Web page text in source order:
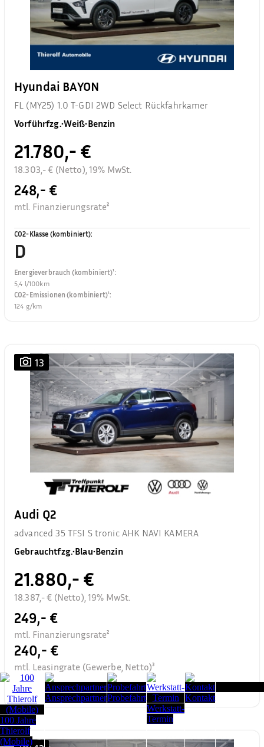
Hyundai BAYON
FL (MY25) 1.0 T-GDI 2WD Select Rückfahrkamer
Vorführfzg.•Weiß•Benzin
21.780,- €
18.303,- € (Netto), 19% MwSt.
248,- €
mtl. Finanzierungsrate²
CO2-Klasse (kombiniert):
D
Energieverbrauch (kombiniert)¹:
5,4 l/100km
CO2-Emissionen (kombiniert)¹:
124 g/km
13
Audi Q2
advanced 35 TFSI S tronic AHK NAVI KAMERA
Gebrauchtfzg.•Blau•Benzin
21.880,- €
18.387,- € (Netto), 19% MwSt.
249,- €
mtl. Finanzierungsrate²
240,- €
mtl. Leasingrate (Gewerbe, Netto)³
100 Jahre
Thierolf
(Mobile)
AnsprechpartnerProbefahrt
Werkstatt-
Termin
Kontakt